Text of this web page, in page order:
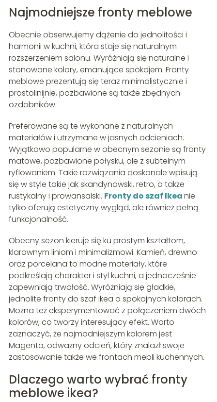
Najmodniejsze fronty meblowe
Obecnie obserwujemy dążenie do jednolitości i
harmonii w kuchni, która staje się naturalnym
rozszerzeniem salonu. Wyróżniają się naturalne i
stonowane kolory, emanujące spokojem. Fronty
meblowe prezentują się teraz minimalistycznie i
prostolinijnie, pozbawione są także zbędnych
ozdobników.
Preferowane są te wykonane z naturalnych
materiałów i utrzymane w jasnych odcieniach.
Wyjątkowo popularne w obecnym sezonie są fronty
matowe, pozbawione połysku, ale z subtelnym
ryflowaniem. Takie rozwiązania doskonale wpisują
się w style takie jak skandynawski, retro, a także
rustykalny i prowansalski. Fronty do szaf Ikeanie
tylko oferują estetyczny wygląd, ale również pełną
funkcjonalność.
Obecny sezon kieruje się ku prostym kształtom,
klarownym liniom i minimalizmowi. Kamień, drewno
oraz porcelana to modne materiały, które
podkreślają charakter i styl kuchni, a jednocześnie
zapewniają trwałość. Wyróżniają się gładkie,
jednolite fronty do szaf ikea o spokojnych kolorach.
Można też eksperymentować z połączeniem dwóch
kolorów, co tworzy interesujący efekt. Warto
zaznaczyć, że najmodniejszym kolorem jest
Magenta, odważny odcień, który znalazł swoje
zastosowanie także we frontach mebli kuchennych.
Dlaczego warto wybrać fronty
meblowe ikea?